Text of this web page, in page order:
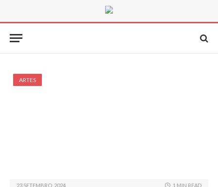
ARTES
23 SETEMBRO, 2024 1 MIN READ